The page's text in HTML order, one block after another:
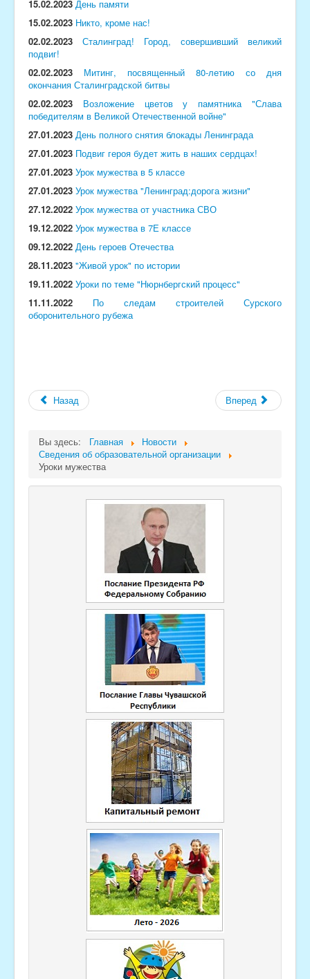
15.02.2023 День памяти
15.02.2023 Никто, кроме нас!
02.02.2023 Сталинград! Город, совершивший великий
подвиг!
02.02.2023 Митинг, посвященный 80-летию со дня
окончания Сталинградской битвы
02.02.2023 Возложение цветов у памятника "Слава
победителям в Великой Отечественной войне"
27.01.2023 День полного снятия блокады Ленинграда
27.01.2023 Подвиг героя будет жить в наших сердцах!
27.01.2023 Урок мужества в 5 классе
27.01.2023 Урок мужества "Ленинград:дорога жизни"
27.12.2022 Урок мужества от участника СВО
19.12.2022 Урок мужества в 7Е классе
09.12.2022 День героев Отечества
28.11.2023 "Живой урок" по истории
19.11.2022 Уроки по теме "Нюрнбергский процесс"
11.11.2022 По следам строителей Сурского
оборонительного рубежа
Назад Вперед
Вы здесь: Главная
Новости
Сведения об образовательной организации
Уроки мужества